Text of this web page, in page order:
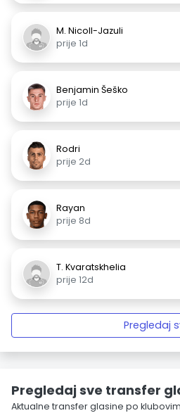
M. Nicoll-Jazuli
prije 1d
Benjamin Šeško
prije 1d
Rodri
prije 2d
Rayan
prije 8d
T. Kvaratskhelia
prije 12d
Pregledaj
Pregledaj sve transfer
Aktualne transfer glasine po